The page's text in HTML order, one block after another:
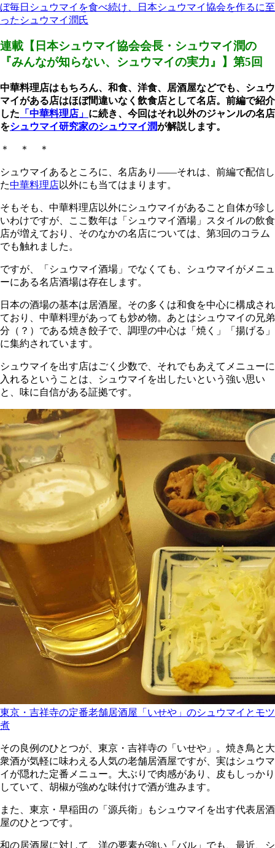
ぼ毎日シュウマイを食べ続け、日本シュウマイ協会を作るに至
ったシュウマイ潤氏
連載【日本シュウマイ協会会長・シュウマイ潤の
『みんなが知らない、シュウマイの実力』】第5回
中華料理店はもちろん、和食、洋食、居酒屋などでも、シュウ
マイがある店はほぼ間違いなく飲食店として名店。前編で紹介
した 「中華料理店」 に続き、今回はそれ以外のジャンルの名店
をシュウマイ研究家のシュウマイ潤が解説します。
＊ ＊ ＊
シュウマイあるところに、名店あり――それは、前編で配信し
た中華料理店以外にも当てはまります。
そもそも、中華料理店以外にシュウマイがあること自体が珍し
いわけですが、ここ数年は「シュウマイ酒場」スタイルの飲食
店が増えており、そのなかの名店については、第3回のコラム
でも触れました。
ですが、「シュウマイ酒場」でなくても、シュウマイがメニュ
ーにある名店酒場は存在します。
日本の酒場の基本は居酒屋。その多くは和食を中心に構成され
ており、中華料理があっても炒め物。あとはシュウマイの兄弟
分（？）である焼き餃子で、調理の中心は「焼く」「揚げる」
に集約されています。
シュウマイを出す店はごく少数で、それでもあえてメニューに
入れるということは、シュウマイを出したいという強い思い
と、味に自信がある証拠です。
東京・吉祥寺の定番老舗居酒屋「いせや」のシュウマイとモツ
煮
その良例のひとつが、東京・吉祥寺の「いせや」。焼き鳥と大
衆酒が気軽に味わえる人気の老舗居酒屋ですが、実はシュウマ
イが隠れた定番メニュー。大ぶりで肉感があり、皮もしっかり
していて、胡椒が強めな味付けで酒が進みます。
また、東京・早稲田の「源兵衛」もシュウマイを出す代表居酒
屋のひとつです。
和の居酒屋に対して、洋の要素が強い「バル」でも、最近、シ